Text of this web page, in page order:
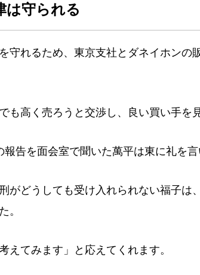
は守られる
守れるため、東京支社とダネイホンの
も高く売ろうと交渉し、良い買い手を
告を面会室で聞いた萬平は東に礼を言
がどうしても受け入れられない福子は
。
えてみます」と応えてくれます。